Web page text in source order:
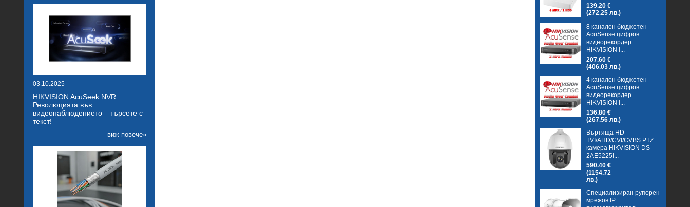
03.10.2025
HIKVISION AcuSeek NVR:
Революцията във
видеонаблюдението – търсете с
текст!
виж повече»
139.20 €
(272.25 лв.)
8 канален бюджетен
AcuSense цифров
видеорекордер
HIKVISION i...
207.60 €
(406.03 лв.)
4 канален бюджетен
AcuSense цифров
видеорекордер
HIKVISION i...
136.80 €
(267.56 лв.)
Въртяща HD-
TVI/AHD/CVI/CVBS PTZ
камера HIKVISION DS-
2AE5225I...
590.40 €
(1154.72
лв.)
Специализиран рупорен
мрежов IP